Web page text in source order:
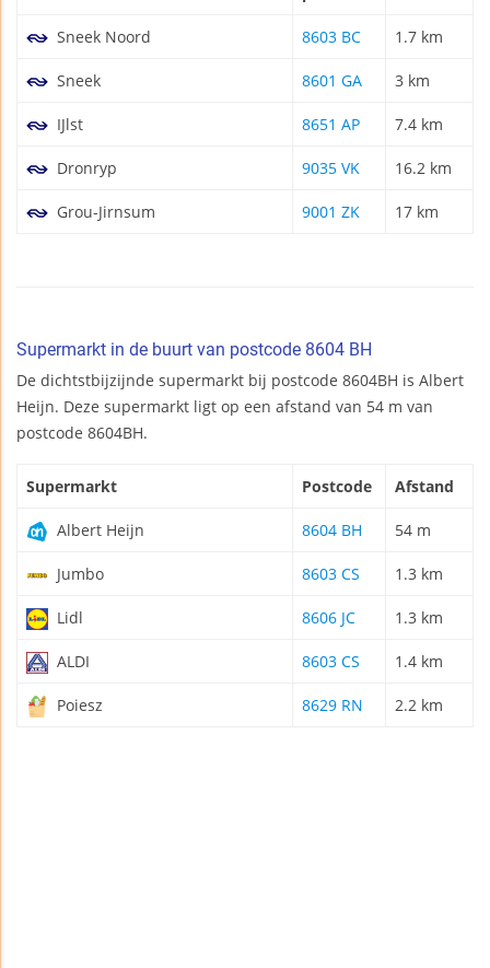
Sneek Noord 8603 BC 1.7 km
Sneek 8601 GA 3 km
IJlst 8651 AP 7.4 km
Dronryp 9035 VK 16.2 km
Grou-Jirnsum 9001 ZK 17 km
Supermarkt in de buurt van postcode 8604 BH
De dichtstbijzijnde supermarkt bij postcode 8604BH is Albert
Heijn. Deze supermarkt ligt op een afstand van 54 m van
postcode 8604BH.
Supermarkt Postcode Afstand
Albert Heijn 8604 BH 54 m
Jumbo 8603 CS 1.3 km
Lidl 8606 JC 1.3 km
ALDI 8603 CS 1.4 km
Poiesz 8629 RN 2.2 km